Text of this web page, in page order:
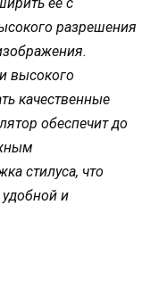
разрешения
высокого
качественные
обеспечит до
стилуса, что
и